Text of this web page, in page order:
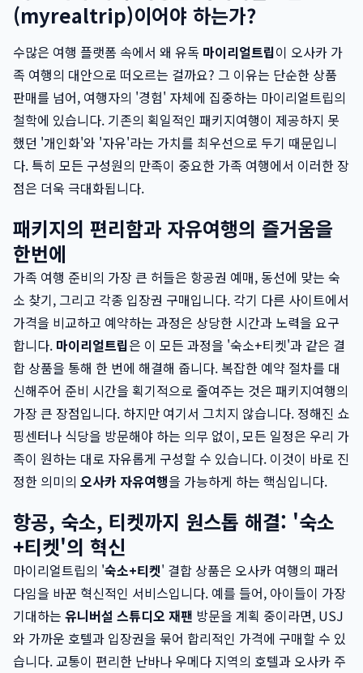
(myrealtrip)이어야 하는가?
수많은 여행 플랫폼 속에서 왜 유독 마이리얼트립이 오사카 가
족 여행의 대안으로 떠오르는 걸까요? 그 이유는 단순한 상품
판매를 넘어, 여행자의 '경험' 자체에 집중하는 마이리얼트립의
철학에 있습니다. 기존의 획일적인 패키지여행이 제공하지 못
했던 '개인화'와 '자유'라는 가치를 최우선으로 두기 때문입니
다. 특히 모든 구성원의 만족이 중요한 가족 여행에서 이러한 장
점은 더욱 극대화됩니다.
패키지의 편리함과 자유여행의 즐거움을
한번에
가족 여행 준비의 가장 큰 허들은 항공권 예매, 동선에 맞는 숙
소 찾기, 그리고 각종 입장권 구매입니다. 각기 다른 사이트에서
가격을 비교하고 예약하는 과정은 상당한 시간과 노력을 요구
합니다. 마이리얼트립은 이 모든 과정을 '숙소+티켓'과 같은 결
합 상품을 통해 한 번에 해결해 줍니다. 복잡한 예약 절차를 대
신해주어 준비 시간을 획기적으로 줄여주는 것은 패키지여행의
가장 큰 장점입니다. 하지만 여기서 그치지 않습니다. 정해진 쇼
핑센터나 식당을 방문해야 하는 의무 없이, 모든 일정은 우리 가
족이 원하는 대로 자유롭게 구성할 수 있습니다. 이것이 바로 진
정한 의미의 오사카 자유여행을 가능하게 하는 핵심입니다.
항공, 숙소, 티켓까지 원스톱 해결: '숙소
+티켓'의 혁신
마이리얼트립의 '숙소+티켓' 결합 상품은 오사카 여행의 패러
다임을 바꾼 혁신적인 서비스입니다. 예를 들어, 아이들이 가장
기대하는 유니버설 스튜디오 재팬 방문을 계획 중이라면, USJ
와 가까운 호텔과 입장권을 묶어 합리적인 가격에 구매할 수 있
습니다. 교통이 편리한 난바나 우메다 지역의 호텔과 오사카 주